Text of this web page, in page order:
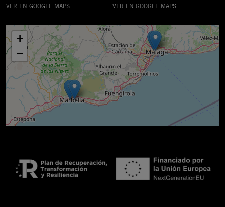
VER EN GOOGLE MAPS
VER EN GOOGLE MAPS
+
−